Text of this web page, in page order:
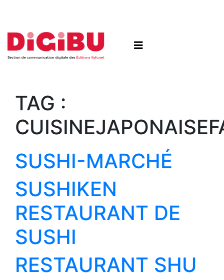
TAG :
SUSHI-MARCHÉ
SUSHIKEN
RESTAURANT DE
SUSHI
RESTAURANT SHU